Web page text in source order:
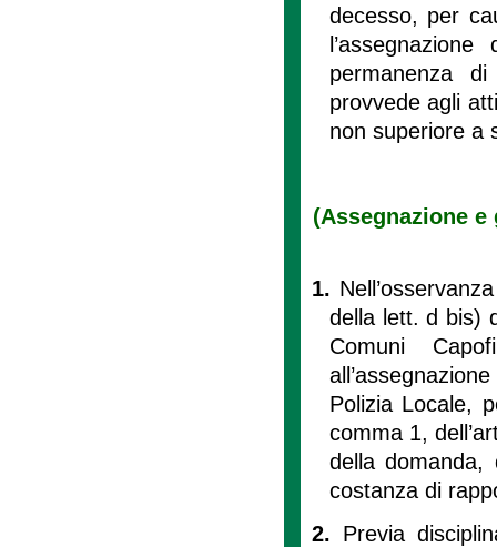
decesso, per
permanenza
provvede agli
non superiore a
(Assegnazione
1.
della lett. d bis)
Comuni
Polizia Locale,
comma 1,
della domanda,
costanza di
2. Previa